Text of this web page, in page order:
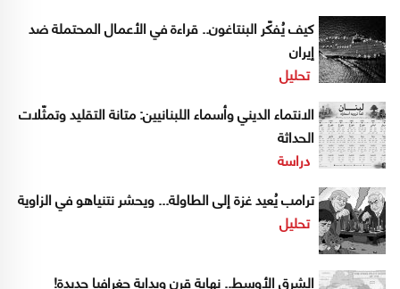
كيف يُفكّر البنتاغون.. قراءة في الأعمال المحتملة ضد
إيران
تحليل
الانتماء الديني وأسماء اللبنانيين: متانة التقليد وتمثّلات
الحداثة
دراسة
ترامب يُعيد غزة إلى الطاولة... ويحشر نتنياهو في الزاوية
تحليل
الشرق الأوسط.. نهاية قرن وبداية جغرافيا جديدة!